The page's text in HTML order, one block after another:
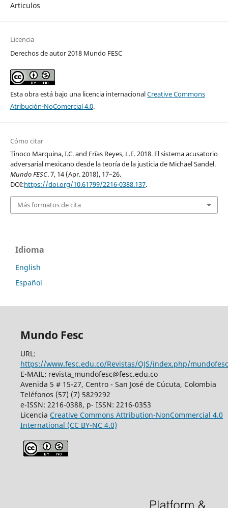
Articulos
Licencia
Derechos de autor 2018 Mundo FESC
Esta obra está bajo una licencia internacionalCreative Commons
Atribución-NoComercial 4.0.
Cómo citar
Tinoco Marquina, I.C. and Frías Reyes, L.E. 2018. El sistema acusatorio
adversarial mexicano desde la teoría de la justicia de Michael Sandel.
Mundo FESC. 7, 14 (Apr. 2018), 17–26.
DOI:https://doi.org/10.61799/2216-0388.137.
Más formatos de cita
Idioma
English
Español
Mundo Fesc
URL:
https://www.fesc.edu.co/Revistas/OJS/index.php/mundofesc
E-MAIL: revista_mundofesc@fesc.edu.co
Avenida 5 # 15-27, Centro - San José de Cúcuta, Colombia
Teléfonos (57) (7) 5829292
e-ISSN: 2216-0388, p- ISSN: 2216-0353
Licencia Creative Commons Attribution-NonCommercial 4.0
International (CC BY-NC 4.0)